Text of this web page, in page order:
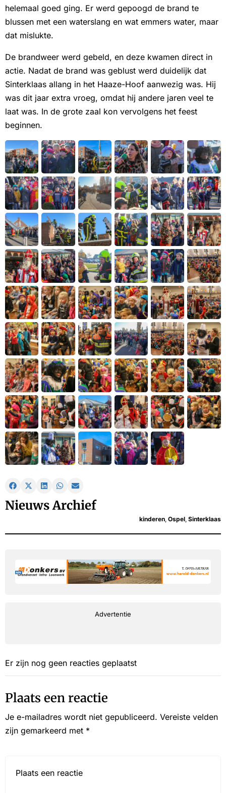
helemaal goed ging. Er werd gepoogd de brand te
blussen met een waterslang en wat emmers water, maar
dat mislukte.
De brandweer werd gebeld, en deze kwamen direct in
actie. Nadat de brand was geblust werd duidelijk dat
Sinterklaas allang in het Haaze-Hoof aanwezig was. Hij
was dit jaar extra vroeg, omdat hij andere jaren veel te
laat was. In de grote zaal kon vervolgens het feest
beginnen.
Nieuws Archief
kinderen, Ospel, Sinterklaas
Advertentie
Er zijn nog geen reacties geplaatst
Plaats een reactie
Je e-mailadres wordt niet gepubliceerd. Vereiste velden
zijn gemarkeerd met *